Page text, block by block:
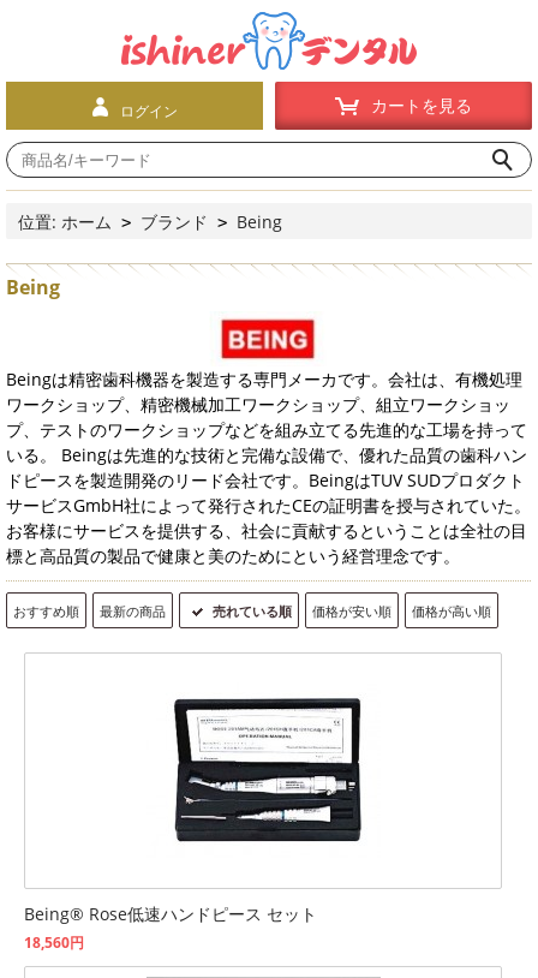
ログイン カートを見る
位置: ホーム > ブランド > Being
Being
Beingは精密歯科機器を製造する専門メーカです。会社は、有機処理
ワークショップ、精密機械加工ワークショップ、組立ワークショッ
プ、テストのワークショップなどを組み立てる先進的な工場を持って
いる。 Beingは先進的な技術と完備な設備で、優れた品質の歯科ハン
ドピースを製造開発のリード会社です。BeingはTUV SUDプロダクト
サービスGmbH社によって発行されたCEの証明書を授与されていた。
お客様にサービスを提供する、社会に貢献するということは全社の目
標と高品質の製品で健康と美のためにという経営理念です。
おすすめ順 最新の商品 売れている順 価格が安い順 価格が高い順
Being® Rose低速ハンドピース セット
18,560円